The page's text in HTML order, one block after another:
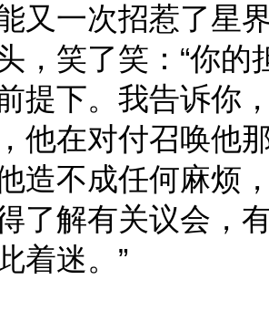
又一次招惹了星
，笑了笑：“你
提下。我告诉你
他在对付召唤他
造不成任何麻烦
了解有关议会，
着迷。”